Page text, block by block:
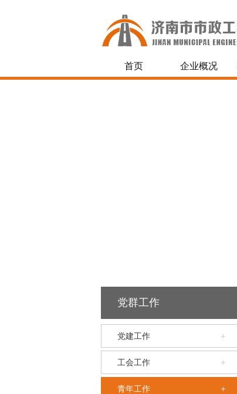
首页 企业概况
党群工作
党建工作
工会工作
青年工作